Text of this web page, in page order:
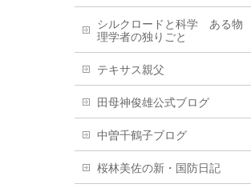
シルクロードと科学 ある物
理学者の独りごと
テキサス親父
田母神俊雄公式ブログ
中曽千鶴子ブログ
桜林美佐の新・国防日記